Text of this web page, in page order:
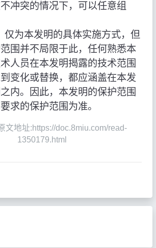
冲突的情况下，可以任意组
仅为本发明的具体实施方式，但
围并不局限于此，任何熟悉本
人员在本发明揭露的技术范围
变化或替换，都应涵盖在本发
内。因此，本发明的保护范围
求的保护范围为准。
文地址:https://doc.8miu.com/read-
1350179.html